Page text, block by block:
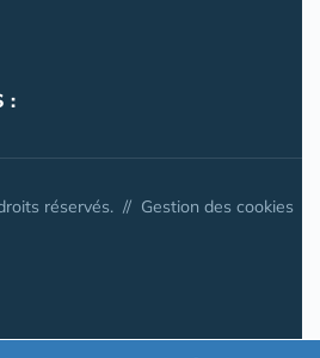
:
réservés. // Gestion des cookies